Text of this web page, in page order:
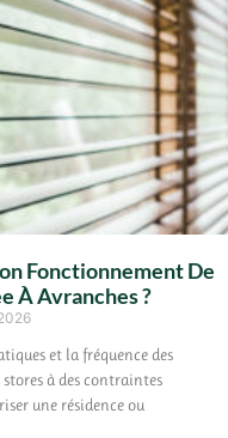
Fonctionnement De
À Avranches ?
et la fréquence des
à des contraintes
une résidence ou